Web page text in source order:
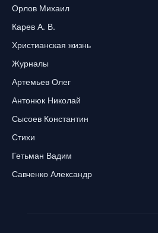
Орлов Михаил
Карев А. В.
Христианская жизнь
Журналы
Артемьев Олег
Антонюк Николай
Сысоев Константин
Стихи
Гетьман Вадим
Савченко Александр